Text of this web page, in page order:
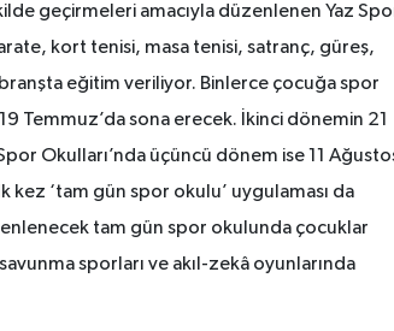
geçirmeleri amacıyla düzenlenen Yaz
kort tenisi, masa tenisi, satranç, güreş,
eğitim veriliyor. Binlerce çocuğa spor
Temmuz’da sona erecek. İkinci dönemin 21
Okulları’nda üçüncü dönem ise 11
kez ‘tam gün spor okulu’ uygulaması da
tam gün spor okulunda çocuklar
sporları ve akıl-zekâ oyunlarında